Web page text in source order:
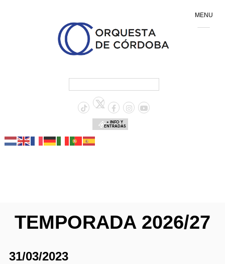
+ INFO Y
ENTRADAS
TEMPORADA 2026/27
31/03/2023
MENU